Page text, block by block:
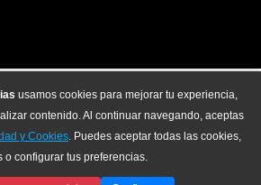
usamos cookies para mejorar tu experiencia,
contenido. Al continuar navegando, aceptas
y Cookies. Puedes aceptar todas las cookies,
configurar tus preferencias.